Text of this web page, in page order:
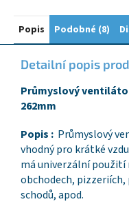
Popis Podobné (8)
Detailní popis
Průmyslový
262mm
Popis : Průmyslový
vhodný pro krátké
má univerzální použití
obchodech, pizzeriích,
schodů, apod.